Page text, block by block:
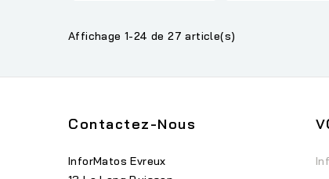
Affichage 1-24 de 27 article(s)
Contactez-Nous
InforMatos Evreux